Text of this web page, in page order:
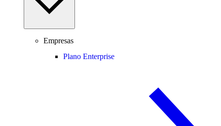
Empresas
Plano Enterprise